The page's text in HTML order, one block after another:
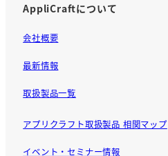
AppliCraftについて
会社概要
最新情報
取扱製品一覧
アプリクラフト取扱製品 相関マップ
イベント・セミナー情報